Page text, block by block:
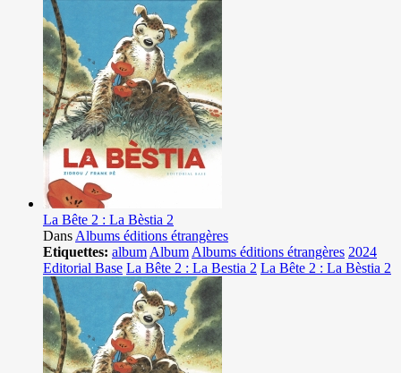
La Bête 2 : La Bèstia 2
Dans Albums éditions étrangères
Etiquettes: album Album Albums éditions étrangères 2024
Editorial Base La Bête 2 : La Bestia 2 La Bête 2 : La Bèstia 2